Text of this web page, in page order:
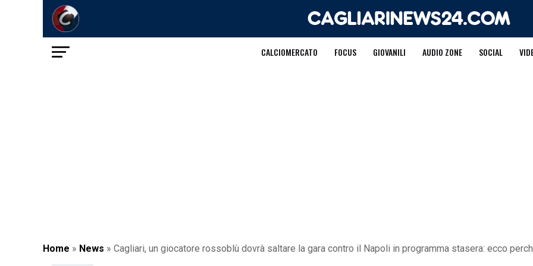
CALCIOMERCATO FOCUS GIOVANILI AUDIO ZONE SOCIAL
Home » News » Cagliari, un giocatore rossoblù dovrà saltare la gara contro il Napoli in programma stasera: ecco